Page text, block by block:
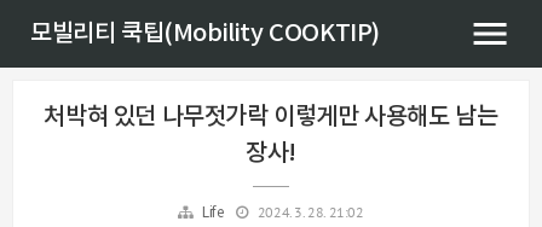
모빌리티 쿡팁(Mobility COOKTIP)
처박혀 있던 나무젓가락 이렇게만 사용해도 남는
장사!
Life 2024. 3. 28. 21:02